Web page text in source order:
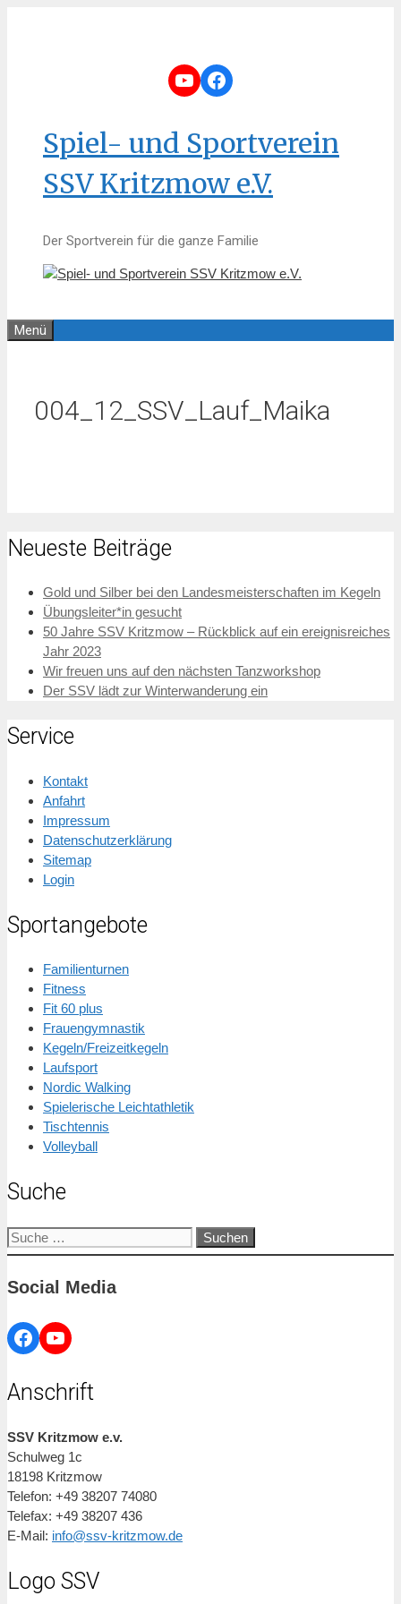
YouTube
Facebook
Spiel- und Sportverein
SSV Kritzmow e.V.
Der Sportverein für die ganze Familie
Menü
004_12_SSV_Lauf_Maika
Neueste Beiträge
Gold und Silber bei den Landesmeisterschaften im Kegeln
Übungsleiter*in gesucht
50 Jahre SSV Kritzmow – Rückblick auf ein ereignisreiches
Jahr 2023
Wir freuen uns auf den nächsten Tanzworkshop
Der SSV lädt zur Winterwanderung ein
Service
Kontakt
Anfahrt
Impressum
Datenschutzerklärung
Sitemap
Login
Sportangebote
Familienturnen
Fitness
Fit 60 plus
Frauengymnastik
Kegeln/Freizeitkegeln
Laufsport
Nordic Walking
Spielerische Leichtathletik
Tischtennis
Volleyball
Suche
Suche
nach:
Social Media
Facebook
YouTube
Anschrift
SSV Kritzmow e.v.
Schulweg 1c
18198 Kritzmow
Telefon: +49 38207 74080
Telefax: +49 38207 436
E-Mail: info@ssv-kritzmow.de
Logo SSV